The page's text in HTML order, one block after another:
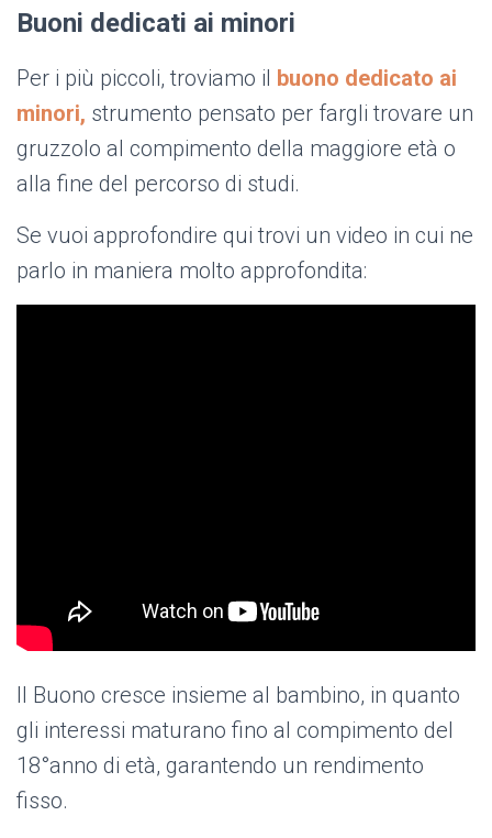
Buoni dedicati ai minori
Per i più piccoli, troviamo il buono dedicato ai
minori, strumento pensato per fargli trovare un
gruzzolo al compimento della maggiore età o
alla fine del percorso di studi.
Se vuoi approfondire qui trovi un video in cui ne
parlo in maniera molto approfondita:
Il Buono cresce insieme al bambino, in quanto
gli interessi maturano fino al compimento del
18°anno di età, garantendo un rendimento
fisso.